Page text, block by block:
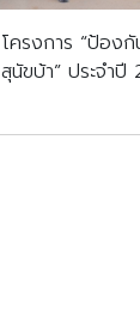
โครงการ “ป้อง
สุนัขบ้า” ประจำปี